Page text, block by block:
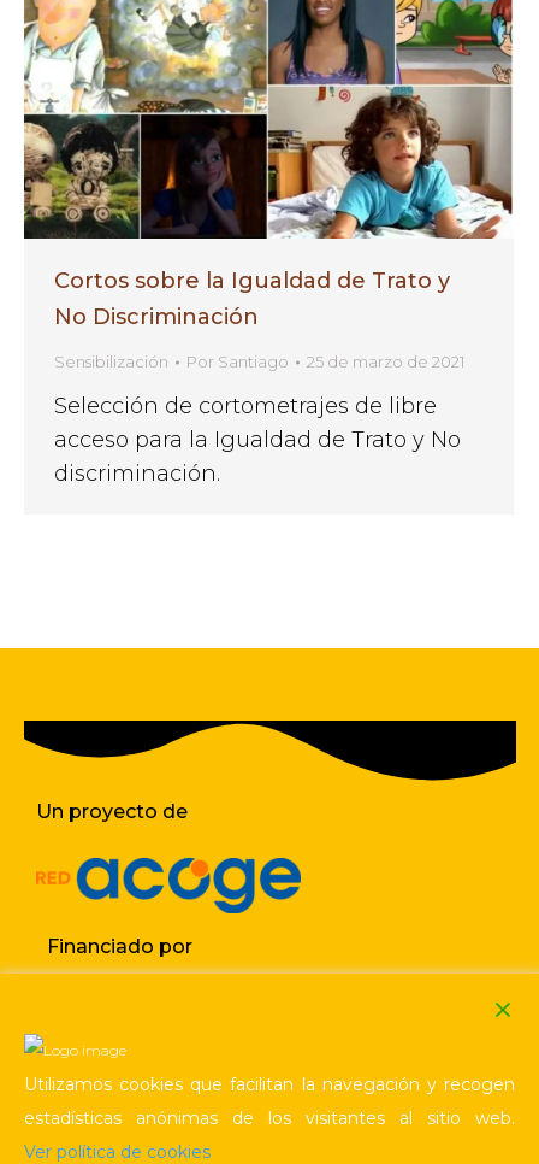
Cortos sobre la Igualdad de Trato y
No Discriminación
Sensibilización Por Santiago 25 de marzo de 2021
Selección de cortometrajes de libre
acceso para la Igualdad de Trato y No
discriminación.
Un proyecto de
Financiado por
Política de cookies
Aviso legal / Privacidad
Utilizamos cookies que facilitan la navegación y recogen
estadísticas anónimas de los visitantes al sitio web.
Ver política de cookies